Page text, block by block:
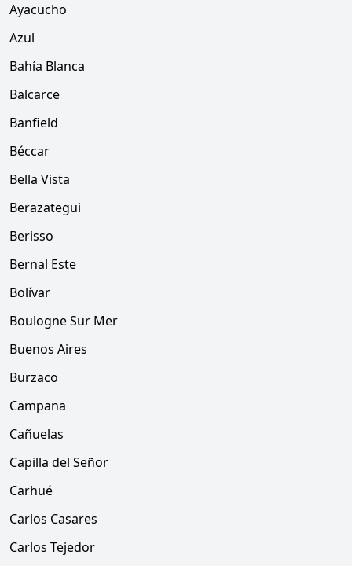
Ayacucho
Azul
Bahía Blanca
Balcarce
Banfield
Béccar
Bella Vista
Berazategui
Berisso
Bernal Este
Bolívar
Boulogne Sur Mer
Buenos Aires
Burzaco
Campana
Cañuelas
Capilla del Señor
Carhué
Carlos Casares
Carlos Tejedor